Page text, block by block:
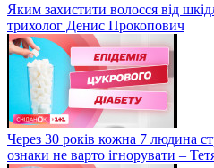
Яким захистити волосся від
трихолог Денис Прокопович
Через 30 років кожна 7 людина
ознаки не варто ігнорувати –